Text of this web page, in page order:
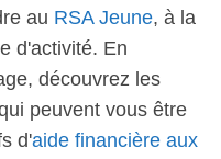
au RSA Jeune, à la
d'activité. En
découvrez les
peuvent vous être
d'aide financière aux